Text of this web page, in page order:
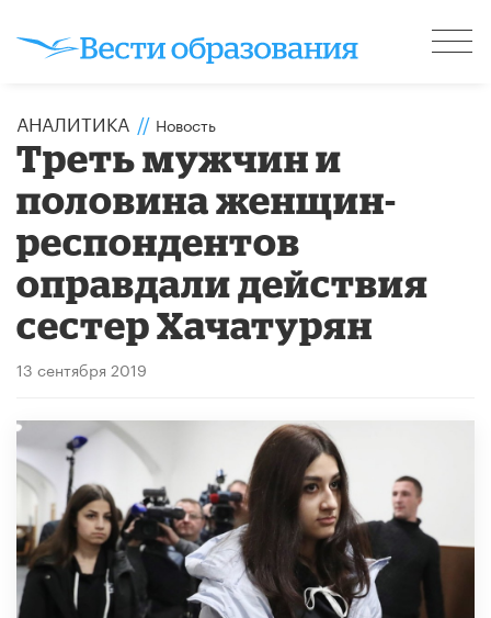
АНАЛИТИКА // Новость
Треть мужчин и
половина женщин-
респондентов
оправдали действия
сестер Хачатурян
13 сентября 2019